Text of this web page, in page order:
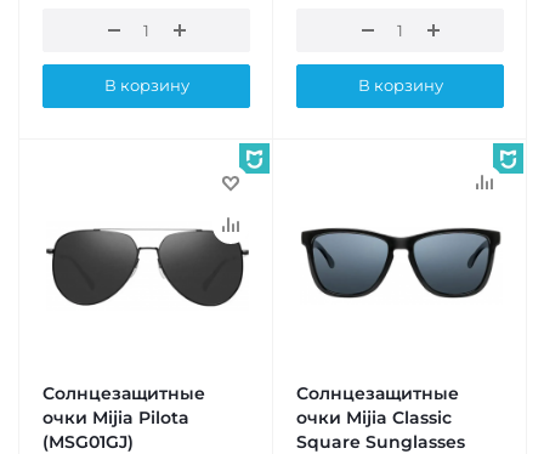
В корзину В корзину
Солнцезащитные
очки Mijia Pilota
(MSG01GJ)
Солнцезащитные
очки Mijia Classic
Square Sunglasses